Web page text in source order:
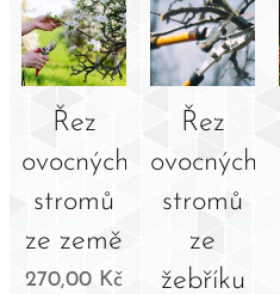
Řez
ovocných
stromů
ze země
270,00 Kč
Řez
ovocných
stromů
ze
žebříku